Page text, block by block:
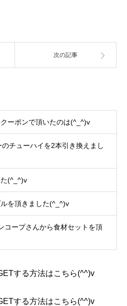
次の記事
ーポンで頂いたのは(^_^)v
チューハイを2本引き換えまし
(^_^)v
を頂きました(^_^)v
コープさんから食材セットを頂
する方法はこちら(^^)v
する方法はこちら(^^)v